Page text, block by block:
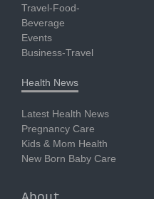
Travel-Food-
Beverage
Events
Business-Travel
Health News
Latest Health News
Pregnancy Care
Kids & Mom Health
New Born Baby Care